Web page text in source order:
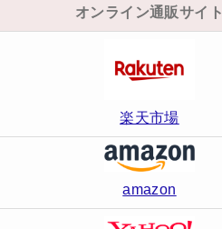
オンライン通販サイト
楽天市場
amazon